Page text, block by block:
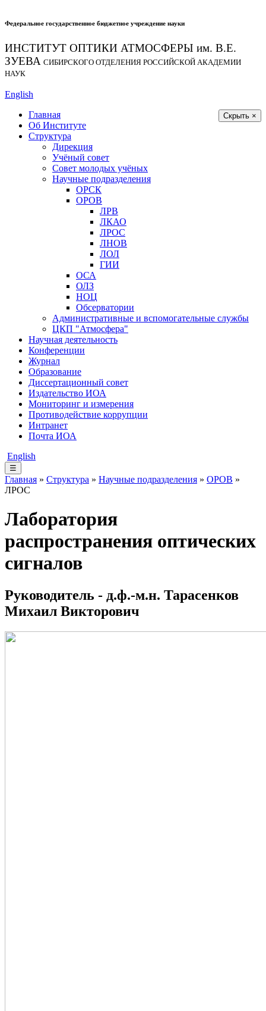
Федеральное государственное бюджетное учреждение науки
ИНСТИТУТ ОПТИКИ АТМОСФЕРЫ им. В.Е.
ЗУЕВА СИБИРСКОГО ОТДЕЛЕНИЯ РОССИЙСКОЙ АКАДЕМИИ
НАУК
English
Скрыть ×
Главная
Об Институте
Структура
Дирекция
Учёный совет
Совет молодых учёных
Научные подразделения
ОРСК
ОРОВ
ЛРВ
ЛКАО
ЛРОС
ЛНОВ
ЛОЛ
ГИИ
ОСА
ОЛЗ
НОЦ
Обсерватории
Административные и вспомогательные службы
ЦКП "Атмосфера"
Научная деятельность
Конференции
Журнал
Образование
Диссертационный совет
Издательство ИОА
Мониторинг и измерения
Противодействие коррупции
Интранет
Почта ИОА
English
☰
Главная » Структура » Научные подразделения » ОРОВ »
ЛРОС
Лаборатория
распространения оптических
сигналов
Руководитель - д.ф.-м.н. Тарасенков
Михаил Викторович